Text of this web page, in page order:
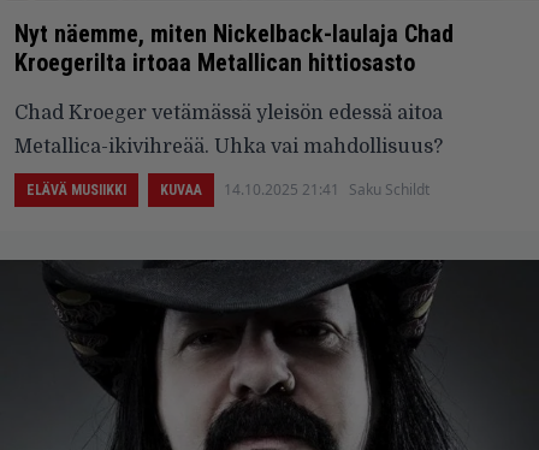
Nyt näemme, miten Nickelback-laulaja Chad
Kroegerilta irtoaa Metallican hittiosasto
Chad Kroeger vetämässä yleisön edessä aitoa
Metallica-ikivihreää. Uhka vai mahdollisuus?
ELÄVÄ MUSIIKKI KUVAA 14.10.2025 21:41 Saku Schildt